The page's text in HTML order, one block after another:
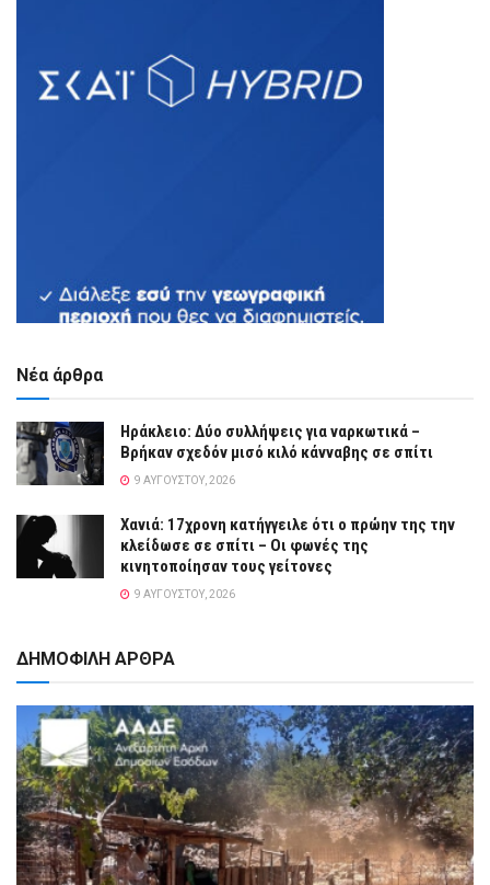
Νέα άρθρα
Ηράκλειο: Δύο συλλήψεις για ναρκωτικά –
Βρήκαν σχεδόν μισό κιλό κάνναβης σε σπίτι
9 ΑΥΓΟΎΣΤΟΥ, 2026
Χανιά: 17χρονη κατήγγειλε ότι ο πρώην της την
κλείδωσε σε σπίτι – Οι φωνές της
κινητοποίησαν τους γείτονες
9 ΑΥΓΟΎΣΤΟΥ, 2026
ΔΗΜΟΦΙΛΗ ΑΡΘΡΑ